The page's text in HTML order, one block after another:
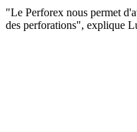
"Le Perforex nous permet
des perforations", explique